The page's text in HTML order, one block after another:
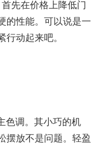
先在价格上降低门
的性能。可以说是一
行动起来吧。
色调。其小巧的机
摆放不是问题。轻盈